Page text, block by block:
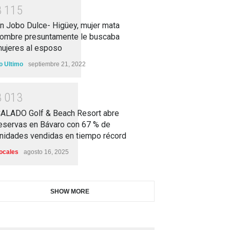
1 1 5
Jobo Dulce- Higüey, mujer mata
presuntamente le buscaba
al esposo
Ultimo septiembre 21, 2022
01 3
Golf & Beach Resort abre
en Bávaro con 67 % de
vendidas en tiempo récord
agosto 16, 2025
SHOW MORE